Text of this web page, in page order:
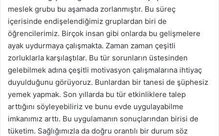
d
e
r
m
e
k
meslek grubu bu aşamada zorlanmıştır. Bu süreç
içerisinde endişelendiğimiz gruplardan biri de
öğrencilerimiz. Birçok insan gibi onlarda bu gelişmelere
ayak uydurmaya çalışmakta. Zaman zaman çeşitli
zorluklarla karşılaştılar. Bu tür sorunların üstesinden
gelebilmek adına çeşitli motivasyon çalışmalarına ihtiyaç
duyulduğunu görüyoruz. Bunlardan bir tanesi de şüphesiz
yemek yapmak. Son yıllarda bu tür etkinliklere talep
arttığını söyleyebiliriz ve bunu evde uygulayabilme
imkanımız arttı. Bu uygulamanın sonuçlarından birisi de
tüketim. Sağlığımızla da doğru orantılı bir durum söz